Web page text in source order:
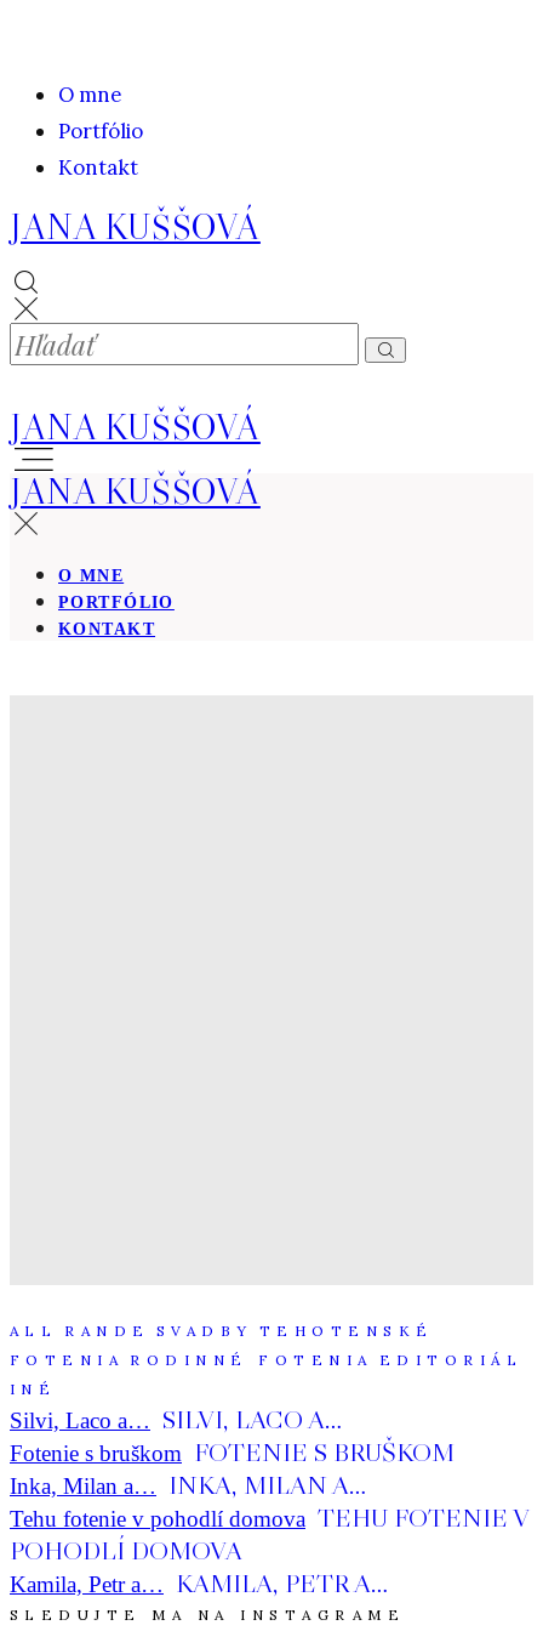
O mne
Portfólio
Kontakt
JANA KUŠŠOVÁ
JANA KUŠŠOVÁ
JANA KUŠŠOVÁ
O MNE
PORTFÓLIO
KONTAKT
ALL RANDE SVADBY
TEHOTENSKÉ
FOTENIA
RODINNÉ FOTENIA
EDITORIÁL
INÉ
Silvi, Laco a… SILVI, LACO A…
Fotenie s bruškom FOTENIE S BRUŠKOM
Inka, Milan a… INKA, MILAN A…
Tehu fotenie v pohodlí domova TEHU FOTENIE V
POHODLÍ DOMOVA
Kamila, Petr a… KAMILA, PETR A…
SLEDUJTE MA NA INSTAGRAME